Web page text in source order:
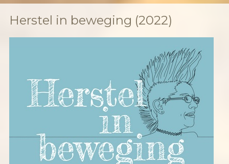
Herstel in beweging (2022)